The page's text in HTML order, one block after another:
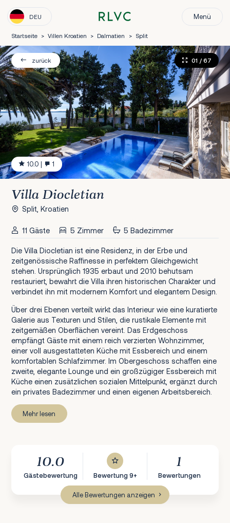
DEU Menü
Startseite > Villen Kroatien > Dalmatien > Split
zurück
10.0 | 1
01 / 67
Villa Diocletian
Split, Kroatien
11 Gäste 5 Zimmer 5 Badezimmer
Die Villa Diocletian ist eine Residenz, in der Erbe und
zeitgenössische Raffinesse in perfektem Gleichgewicht
stehen. Ursprünglich 1935 erbaut und 2010 behutsam
restauriert, bewahrt die Villa ihren historischen Charakter und
verbindet ihn mit modernem Komfort und elegantem Design.
Über drei Ebenen verteilt wirkt das Interieur wie eine kuratierte
Galerie aus Texturen und Stilen, die rustikale Elemente mit
zeitgemäßen Oberflächen vereint. Das Erdgeschoss
empfängt Gäste mit einem reich verzierten Wohnzimmer,
einer voll ausgestatteten Küche mit Essbereich und einem
komfortablen Schlafzimmer. Im Obergeschoss schaffen eine
zweite, elegante Lounge und ein großzügiger Essbereich mit
Küche einen zusätzlichen sozialen Mittelpunkt, ergänzt durch
ein privates Badezimmer und einen eigenen Arbeitsbereich.
Mehr lesen
10.0
Gästebewertung Bewertung 9+
1
Bewertungen
Alle Bewertungen anzeigen